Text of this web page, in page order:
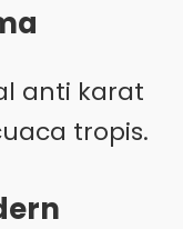
anti karat
tropis.